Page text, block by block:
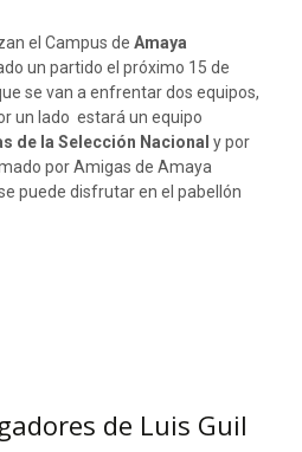
el Campus de Amaya
un partido el próximo 15 de
se van a enfrentar dos equipos,
un lado estará un equipo
de la Selección Nacional y por
por Amigas de Amaya
puede disfrutar en el pabellón
de Luis Guil